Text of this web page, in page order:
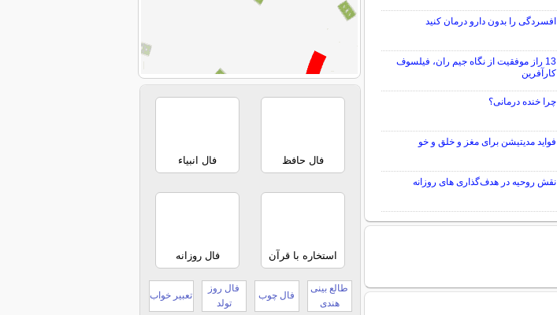
افسردگی را بدون دارو درمان کنید
13 راز موفقیت از نگاه جیم ران، فیلسوف
کارآفرین
چرا خنده درمانی؟
فواید مدیتیشن برای مغز و خلق و خو
نقش روحیه در هدف‌گذاری‌ های روزانه
فال حافظ فال انبیاء
استخاره با قرآن فال روزانه
طالع بینی
هندی
فال چوب
فال روز
تولد
تعبیر خواب